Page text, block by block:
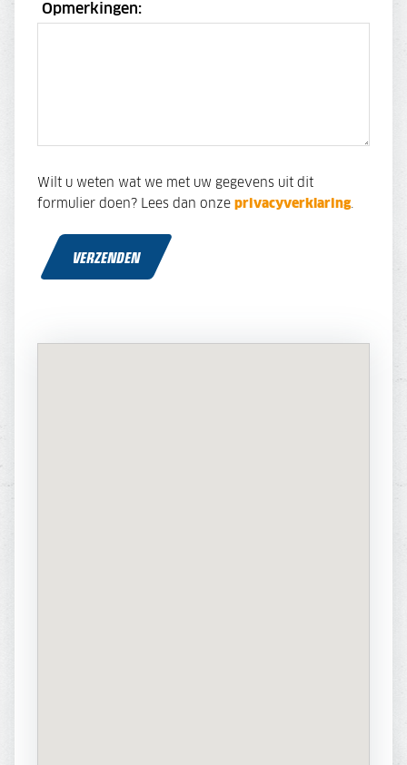
Opmerkingen:
Wilt u weten wat we met uw gegevens uit dit
formulier doen? Lees dan onze privacyverklaring.
VERZENDEN